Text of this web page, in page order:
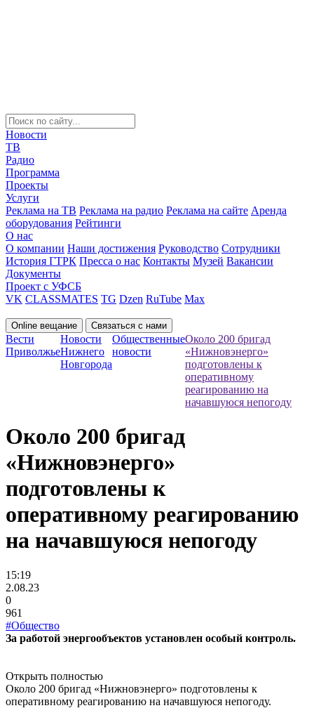
Новости
ТВ
Радио
Программа
Проекты
Услуги
Реклама на ТВ Реклама на радио Реклама на сайте Аренда
оборудования Рейтинги
О нас
О компании Наши достижения Руководство Сотрудники
История ГТРК Пресса о нас Контакты Музей Вакансии
Документы
Проект с УФСБ
VK CLASSMATES TG Dzen RuTube Max
Online вещание Связаться с нами
Вести
Приволжье
Новости
Нижнего
Новгорода
Общественные
новости
Около 200 бригад
«Нижновэнерго»
подготовлены к
оперативному
реагированию на
начавшуюся непогоду
Около 200 бригад
«Нижновэнерго»
подготовлены к
оперативному реагированию
на начавшуюся непогоду
15:19
2.08.23
0
961
#Общество
За работой энергообъектов установлен особый контроль.
Открыть полностью
Около 200 бригад «Нижновэнерго» подготовлены к
оперативному реагированию на начавшуюся непогоду.